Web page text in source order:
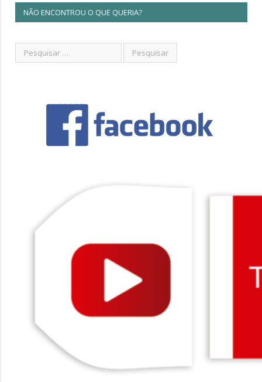
NÃO ENCONTROU O QUE QUERIA?